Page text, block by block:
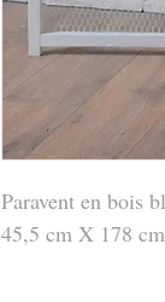
Paravent en bois
45,5 cm X 178